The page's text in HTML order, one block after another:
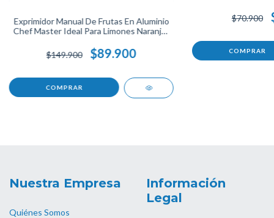
Exprimidor Manual De Frutas En Aluminio
Chef Master Ideal Para Limones Naranjas
Material Resistente.
$149.900 $89.900
Preparar$70.900
Nuestra Empresa
Quiénes Somos
Información
Legal